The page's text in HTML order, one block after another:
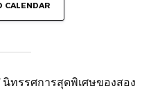
CALENDAR
นิทรรศการสุดพิเศษของสอง